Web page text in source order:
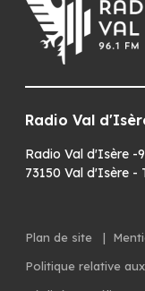
Radio Val
Radio Val d'Isère -
73150 Val d'Isère -
Plan de site |
Politique relative